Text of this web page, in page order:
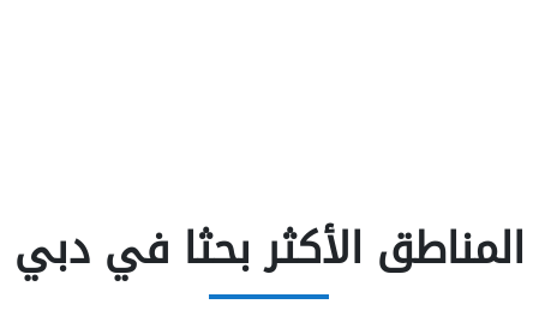
المناطق الأكثر بحثا في دبي